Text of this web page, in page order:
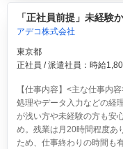
「正社員前提」未経験
アデコ株式会社
東京都
正社員 / 派遣社員：時給
【仕事内容】<主な仕事内
処理やデータ入力などの経
が浅い方や未経験の方も安
め。残業は月20時間程度あ
ため、仕事終わりの時間も